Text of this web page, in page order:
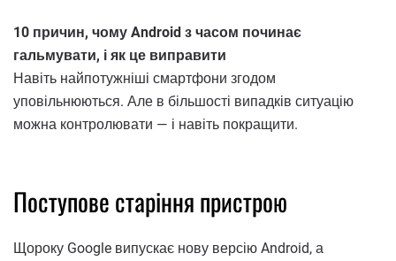
10 причин, чому Android з часом починає
гальмувати, і як це виправити
Навіть найпотужніші смартфони згодом
уповільнюються. Але в більшості випадків ситуацію
можна контролювати — і навіть покращити.
Поступове старіння пристрою
Щороку Google випускає нову версію Android, а